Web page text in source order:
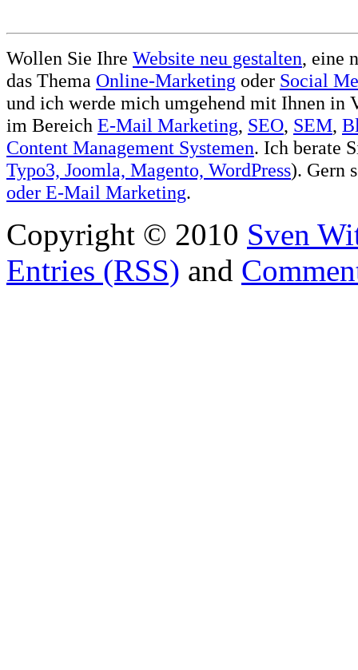
Wollen Sie Ihre Website neu gestalten, eine
das Thema Online-Marketing oder Social
und ich werde mich umgehend mit Ihnen in
im Bereich E-Mail Marketing, SEO, SEM,
Content Management Systemen. Ich berate
Typo3, Joomla, Magento, WordPress). Gern
oder E-Mail Marketing.
Copyright © 2010 Sven
Entries (RSS) and